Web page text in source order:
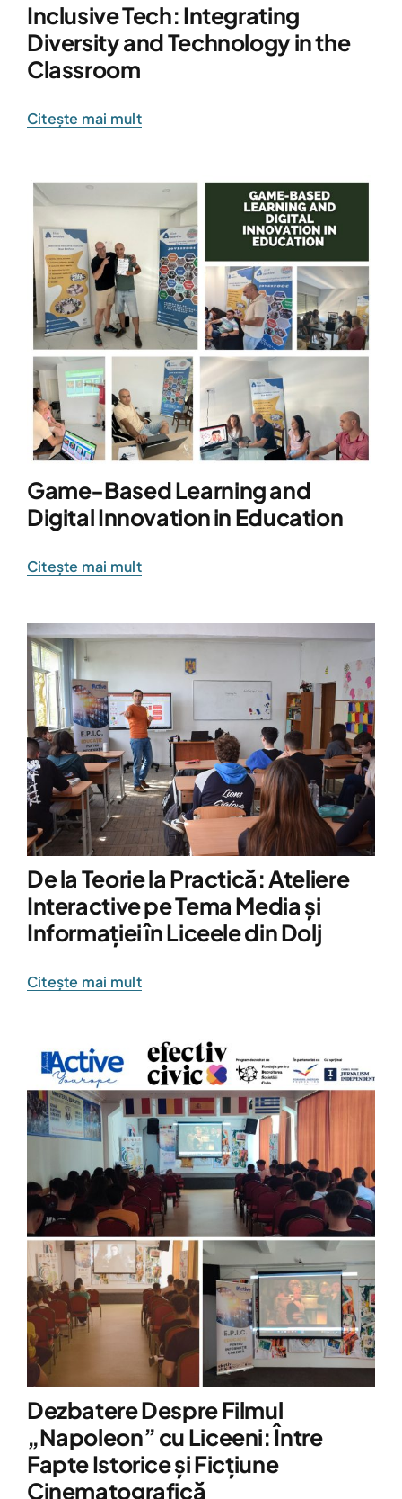
Inclusive Tech: Integrating
Diversity and Technology in the
Classroom
Citește mai mult
Game-Based Learning and
Digital Innovation in Education
Citește mai mult
De la Teorie la Practică: Ateliere
Interactive pe Tema Media și
Informației în Liceele din Dolj
Citește mai mult
Dezbatere Despre Filmul
„Napoleon” cu Liceeni: Între
Fapte Istorice și Ficțiune
Cinematografică